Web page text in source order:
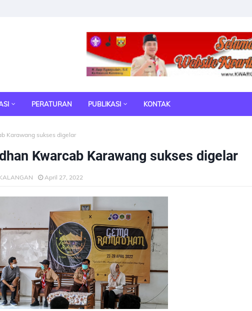
PERATURAN PUBLIKASI KONTAK
Karawang sukses digelar
Kwarcab Karawang sukses digelar
April 27, 2022